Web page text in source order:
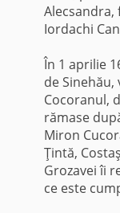
Alecsandra,
Iordachi
În 1 aprilie
de
Cocoranul,
rămase
Miron
Ţintă,
Grozavei îi
ce este